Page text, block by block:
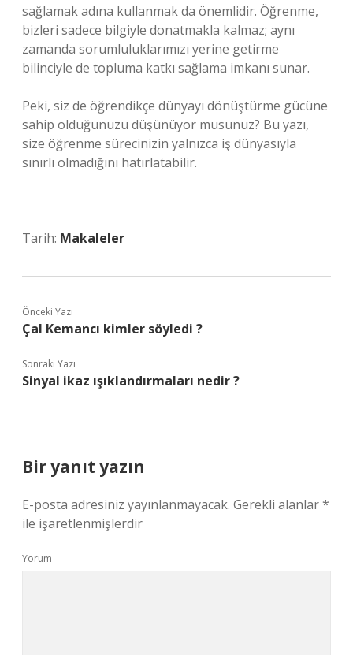
sağlamak adına kullanmak da önemlidir. Öğrenme,
bizleri sadece bilgiyle donatmakla kalmaz; aynı
zamanda sorumluluklarımızı yerine getirme
bilinciyle de topluma katkı sağlama imkanı sunar.
Peki, siz de öğrendikçe dünyayı dönüştürme gücüne
sahip olduğunuzu düşünüyor musunuz? Bu yazı,
size öğrenme sürecinizin yalnızca iş dünyasıyla
sınırlı olmadığını hatırlatabilir.
Tarih: Makaleler
Önceki Yazı
Çal Kemancı kimler söyledi ?
Sonraki Yazı
Sinyal ikaz ışıklandırmaları nedir ?
Bir yanıt yazın
E-posta adresiniz yayınlanmayacak. Gerekli alanlar*
ile işaretlenmişlerdir
Yorum